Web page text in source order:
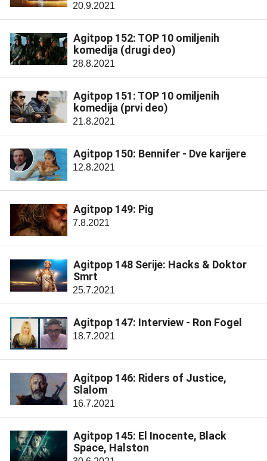
20.9.2021
Agitpop 152: TOP 10 omiljenih
komedija (drugi deo)
28.8.2021
Agitpop 151: TOP 10 omiljenih
komedija (prvi deo)
21.8.2021
Agitpop 150: Bennifer - Dve karijere
12.8.2021
Agitpop 149: Pig
7.8.2021
Agitpop 148 Serije: Hacks & Doktor
Smrt
25.7.2021
Agitpop 147: Interview - Ron Fogel
18.7.2021
Agitpop 146: Riders of Justice,
Slalom
16.7.2021
Agitpop 145: El Inocente, Black
Space, Halston